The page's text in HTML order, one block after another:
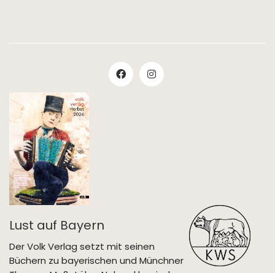
Lust auf Bayern
Der Volk Verlag setzt mit seinen
Büchern zu bayerischen und Münchner